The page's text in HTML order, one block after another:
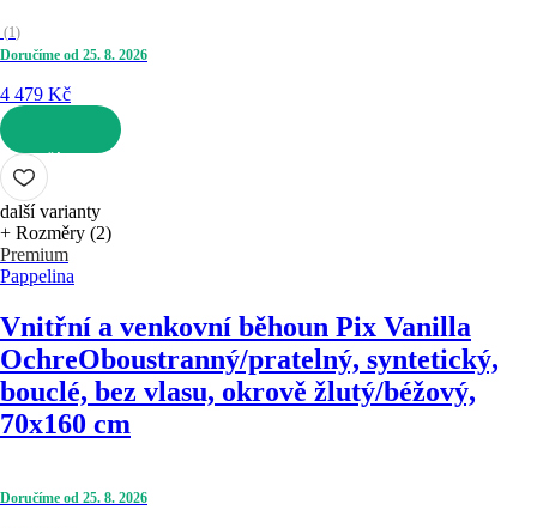
(1)
Doručíme od 25. 8. 2026
4 479 Kč
DO KOŠÍKU
další varianty
+ Rozměry (2)
Premium
Pappelina
Vnitřní a venkovní běhoun Pix Vanilla
OchreOboustranný/pratelný, syntetický,
bouclé, bez vlasu, okrově žlutý/béžový,
70x160 cm
Doručíme od 25. 8. 2026